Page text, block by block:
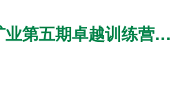
五期卓越训练营开营